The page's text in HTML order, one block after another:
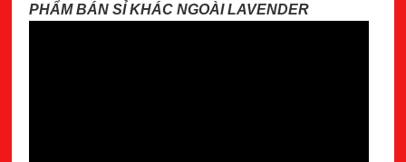
PHẨM BÁN SỈ KHÁC NGOÀI LAVENDER